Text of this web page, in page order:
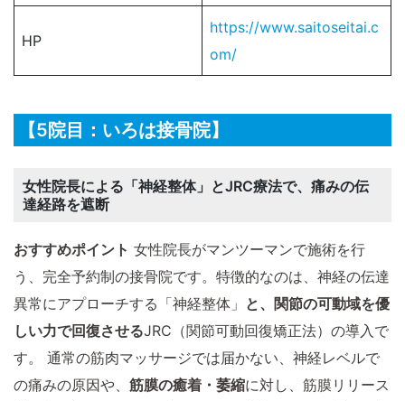
HP
https://www.saitoseitai.c
om/
【5院目：いろは接骨院】
女性院長による「神経整体」とJRC療法で、痛みの伝
達経路を遮断
おすすめポイント 女性院長がマンツーマンで施術を行
う、完全予約制の接骨院です。特徴的なのは、神経の伝達
異常にアプローチする「神経整体」 と、関節の可動域を優
しい力で回復させるJRC（関節可動回復矯正法）の導入で
す。 通常の筋肉マッサージでは届かない、神経レベルで
の痛みの原因や、 筋膜の癒着・萎縮に対し、筋膜リリース